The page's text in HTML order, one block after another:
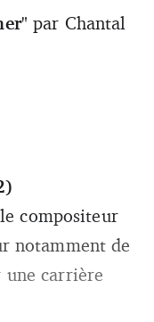
par Chantal
compositeur
notamment de
une carrière